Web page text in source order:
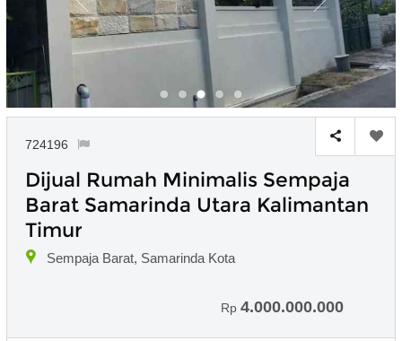
724196
Dijual Rumah Minimalis Sempaja
Barat Samarinda Utara Kalimantan
Timur
Sempaja Barat, Samarinda Kota
Rp 4.000.000.000
Simpan